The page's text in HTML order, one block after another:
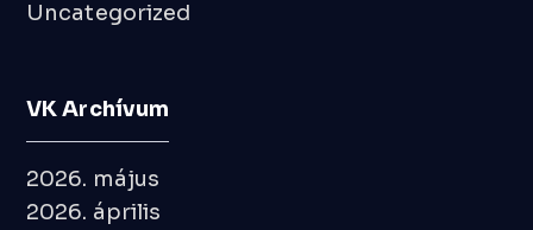
Uncategorized
VK Archívum
2026. május
2026. április